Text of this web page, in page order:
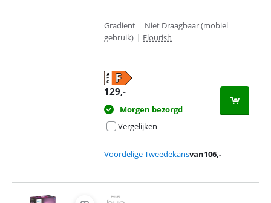
Gradient | Niet Draagbaar (mobiel
gebruik) | Flourish
129,-
Morgen bezorgd
Vergelijken
Voordelige Tweedekansvan106,-